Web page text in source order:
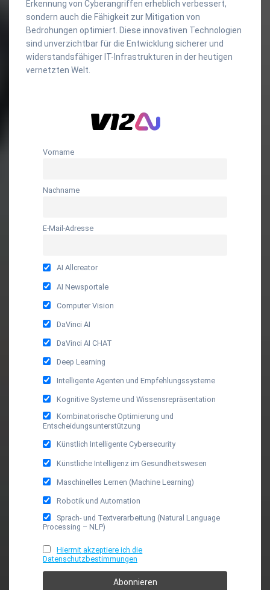
Erkennung von Cyberangriffen erheblich verbessert,
sondern auch die Fähigkeit zur Mitigation von
Bedrohungen optimiert. Diese innovativen Technologien
sind unverzichtbar für die Entwicklung sicherer und
widerstandsfähiger IT-Infrastrukturen in der heutigen
vernetzten Welt.
Vorname
Nachname
E-Mail-Adresse
AI Allcreator
AI Newsportale
Computer Vision
DaVinci AI
DaVinci AI CHAT
Deep Learning
Intelligente Agenten und Empfehlungssysteme
Kognitive Systeme und Wissensrepräsentation
Kombinatorische Optimierung und
Entscheidungsunterstützung
Künstlich Intelligente Cybersecurity
Künstliche Intelligenz im Gesundheitswesen
Maschinelles Lernen (Machine Learning)
Robotik und Automation
Sprach- und Textverarbeitung (Natural Language
Processing – NLP)
Hiermit akzeptiere ich die
Datenschutzbestimmungen